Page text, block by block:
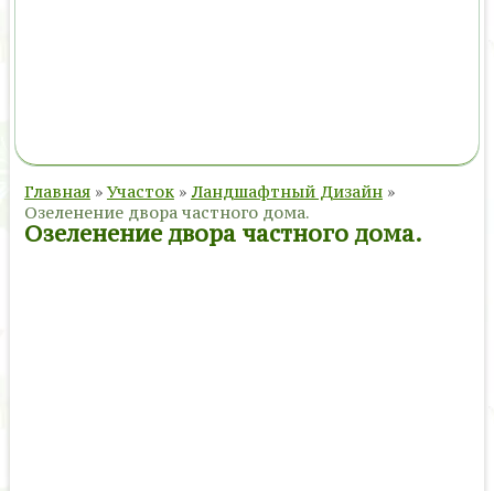
Главная »Участок » Ландшафтный Дизайн »
Озеленение двора частного дома.
Озеленение двора частного дома.